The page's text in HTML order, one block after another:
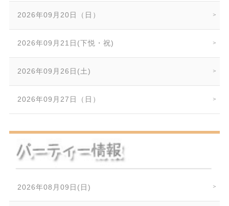
2026年09月20日（日）
2026年09月21日(下悦・祝)
2026年09月26日(土)
2026年09月27日（日）
2026年08月09日(日)